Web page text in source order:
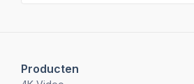
Producten